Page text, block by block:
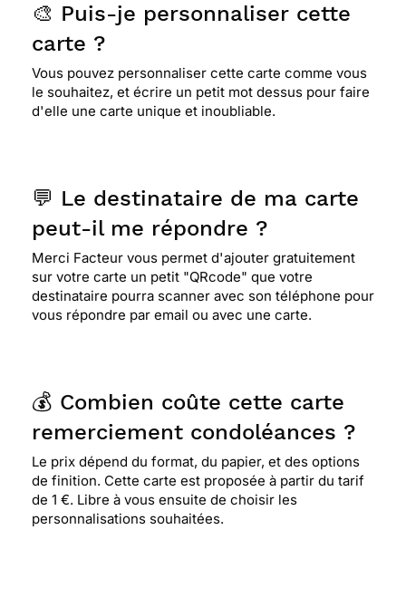
🎨 Puis-je personnaliser cette
carte ?
Vous pouvez personnaliser cette carte comme vous
le souhaitez, et écrire un petit mot dessus pour faire
d'elle une carte unique et inoubliable.
💬 Le destinataire de ma carte
peut-il me répondre ?
Merci Facteur vous permet d'ajouter gratuitement
sur votre carte un petit "QRcode" que votre
destinataire pourra scanner avec son téléphone pour
vous répondre par email ou avec une carte.
💰 Combien coûte cette carte
remerciement condoléances ?
Le prix dépend du format, du papier, et des options
de finition. Cette carte est proposée à partir du tarif
de 1 €. Libre à vous ensuite de choisir les
personnalisations souhaitées.